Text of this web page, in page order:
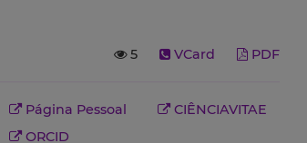
5 VCard PDF
Página Pessoal
CIÊNCIAVITAE
ORCID